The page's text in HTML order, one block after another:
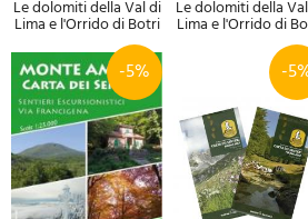
Le dolomiti della Val di
Lima e l'Orrido di Botri
Le dolomiti della
Lima e l'Orrido di
-5% -